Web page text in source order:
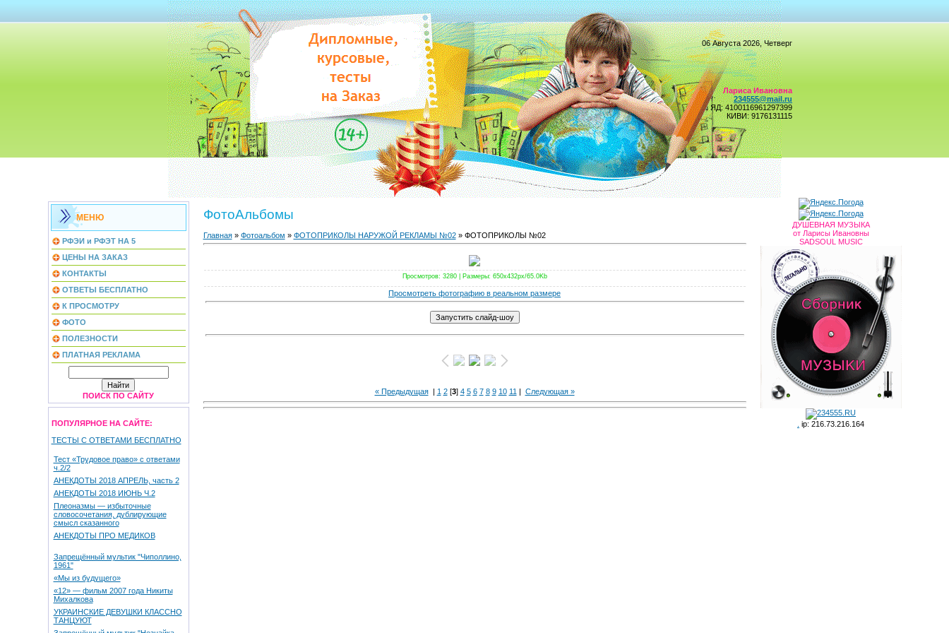
06 Августа 2026, Четверг
Лариса Ивановна
234555@mail.ru
ЯД: 4100116961297399
КИВИ: 9176131115
МЕНЮ
РФЭИ и РФЭТ НА 5
ЦЕНЫ НА ЗАКАЗ
КОНТАКТЫ
ОТВЕТЫ БЕСПЛАТНО
К ПРОСМОТРУ
ФОТО
ПОЛЕЗНОСТИ
ПЛАТНАЯ РЕКЛАМА
ПОИСК ПО САЙТУ
ПОПУЛЯРНОЕ НА САЙТЕ:
ТЕСТЫ С ОТВЕТАМИ БЕСПЛАТНО
Тест «Трудовое право» с ответами
ч.2/2
АНЕКДОТЫ 2018 АПРЕЛЬ, часть 2
АНЕКДОТЫ 2018 ИЮНЬ Ч.2
Плеоназмы — избыточные
словосочетания, дублирующие
смысл сказанного
АНЕКДОТЫ ПРО МЕДИКОВ
Запрещённый мультик "Чиполлино,
1961"
«Мы из будущего»
«12» — фильм 2007 года Никиты
Михалкова
УКРАИНСКИЕ ДЕВУШКИ КЛАССНО
ТАНЦУЮТ
ФотоАльбомы
Главная» Фотоальбом » ФОТОПРИКОЛЫ НАРУЖОЙ РЕКЛАМЫ №02» ФОТОПРИКОЛЫ №02
Просмотров: 3280 | Размеры: 650x432px/65.0Kb
Просмотреть фотографию в реальном размере
« Предыдущая| 1 2[3] 4 5 6 7 8 9 10 11 | Следующая »
ДУШЕВНАЯ МУЗЫКА
от Ларисы Ивановны
SADSOUL MUSIC
ip: 216.73.216.164